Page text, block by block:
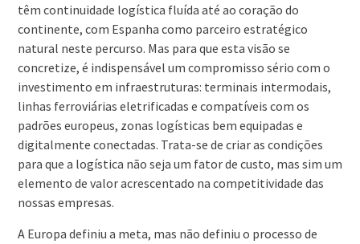
têm continuidade logística fluída até ao coração do
continente, com Espanha como parceiro estratégico
natural neste percurso. Mas para que esta visão se
concretize, é indispensável um compromisso sério com o
investimento em infraestruturas: terminais intermodais,
linhas ferroviárias eletrificadas e compatíveis com os
padrões europeus, zonas logísticas bem equipadas e
digitalmente conectadas. Trata-se de criar as condições
para que a logística não seja um fator de custo, mas sim um
elemento de valor acrescentado na competitividade das
nossas empresas.
A Europa definiu a meta, mas não definiu o processo de